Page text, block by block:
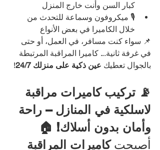
كبار السن وأنت خارج المنزل
🎙️ ميكروفون وسماعة للتحدث من
خلال الكاميرا في بعض الأنواع
📌 سواء كنت مسافر، في العمل، أو حتى
في غرفة ثانية... كاميرا المراقبة المرتبطة
بالجوال تعطيك عين ذكية على منزلك 24/7 !
📡 تركيب كاميرات مراقبة
لاسلكية في المنازل – راحة
وأمان بدون أسلاك! 🏠
أصبحت كاميرات المراقبة